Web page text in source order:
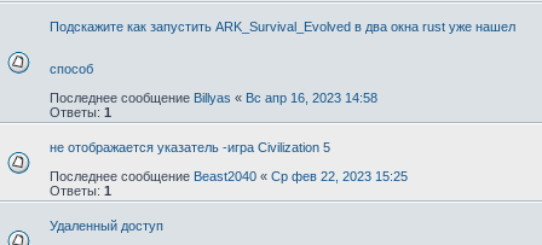
Подскажите как запустить ARK_Survival_Evolved в два окна rust уже нашел
способ
Последнее сообщение Billyas « Вс апр 16, 2023 14:58
Ответы: 1
не отображается указатель -игра Civilization 5
Последнее сообщение Beast2040 « Ср фев 22, 2023 15:25
Ответы: 1
Удаленный доступ